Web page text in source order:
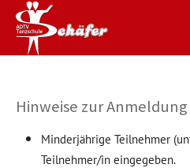
Hinweise zur
Minderjährige Teilnehmer
Teilnehmer/in eingegeben.